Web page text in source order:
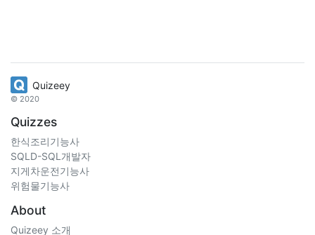
Quizeey
© 2020
Quizzes
한식조리기능사
SQLD-SQL개발자
지게차운전기능사
위험물기능사
About
Quizeey 소개